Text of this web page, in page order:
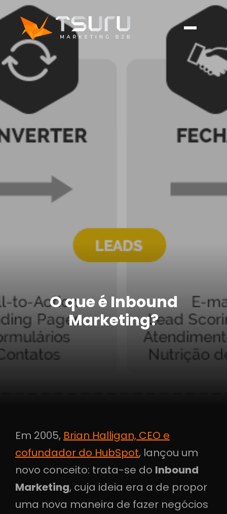
O que é Inbound
Marketing?
Em 2005, Brian Halligan, CEO e
cofundador do HubSpot, lançou um
novo conceito: trata-se do Inbound
Marketing, cuja ideia era a de propor
uma nova maneira de fazer negócios